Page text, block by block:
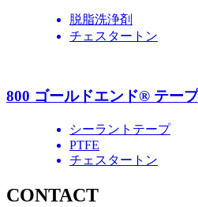
脱脂洗浄剤
チェスタートン
800 ゴールドエンド® テープ
シーラントテープ
PTFE
チェスタートン
CONTACT